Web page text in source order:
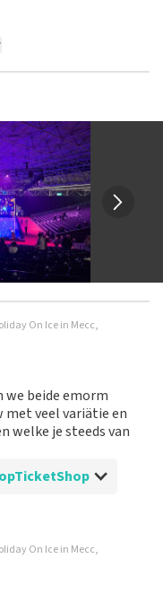
als je geen
Reviews met
niet geplaatst.
review wordt
On Ice in Mecc,
we beide emorm
met veel variätie en
welke je steeds van
On Ice in Mecc,